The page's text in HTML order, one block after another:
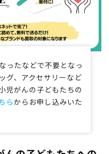
ったなどで不要となっ
グ、アクセサリーなど
児がんの子どもたちの
らからお申し込みいた